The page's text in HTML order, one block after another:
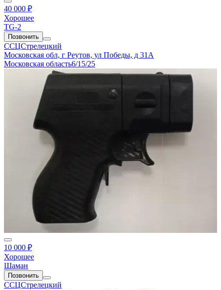
40 000 ₽
Хорошее
TG-2
Позвонить
ССЦСтрелецкий
Московская обл, г Реутов, ул Победы, д 31А
Московская область6/15/25
10 000 ₽
Хорошее
Шаман
Позвонить
ССЦСтрелецкий